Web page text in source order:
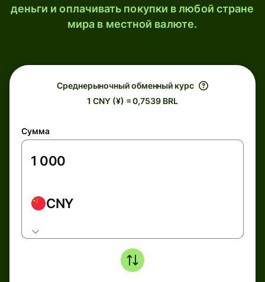
деньги и оплачивать покупки в любой стране
мира в местной валюте.
Среднерыночный обменный курс
1 CNY (¥) = 0,7539 BRL
Сумма
CNY